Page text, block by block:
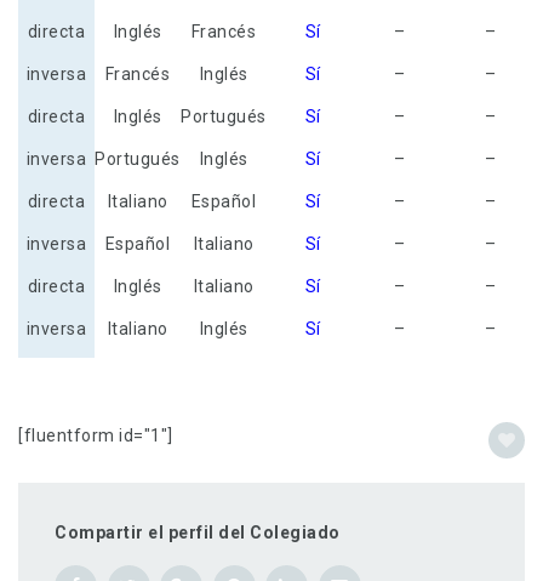
directa Inglés Francés Sí – –
inversa Francés Inglés Sí – –
directa Inglés Portugués Sí – –
inversa Portugués Inglés Sí – –
directa Italiano Español Sí – –
inversa Español Italiano Sí – –
directa Inglés Italiano Sí – –
inversa Italiano Inglés Sí – –
[fluentform id="1"]
Compartir el perfil del Colegiado